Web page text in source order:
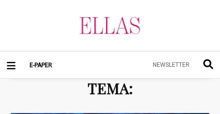
E-PAPER NEWSLETTER
TEMA: